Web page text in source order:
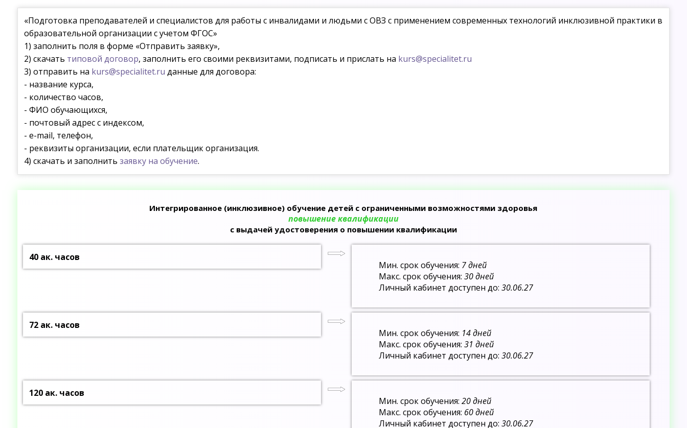
«Подготовка преподавателей и специалистов для работы с инвалидами и людьми с ОВЗ с применением современных технологий инклюзивной практики в
образовательной организации с учетом ФГОС»
1) заполнить поля в форме «Отправить заявку»,
2) скачать типовой договор, заполнить его своими реквизитами, подписать и прислать на kurs@specialitet.ru
3) отправить на kurs@specialitet.ru данные для договора:
- название курса,
- количество часов,
- ФИО обучающихся,
- почтовый адрес с индексом,
- e-mail, телефон,
- реквизиты организации, если плательщик организация.
4) скачать и заполнитьзаявку на обучение.
Интегрированное (инклюзивное) обучение детей с ограниченными возможностями здоровья
повышение квалификации
с выдачей удостоверения о повышении квалификации
40 ак. часов
Мин. срок обучения: 7 дней
Макс. срок обучения: 30 дней
Личный кабинет доступен до: 30.06.27
72 ак. часов
Мин. срок обучения: 14 дней
Макс. срок обучения: 31 дней
Личный кабинет доступен до: 30.06.27
120 ак. часов
Мин. срок обучения: 20 дней
Макс. срок обучения: 60 дней
Личный кабинет доступен до: 30.06.27